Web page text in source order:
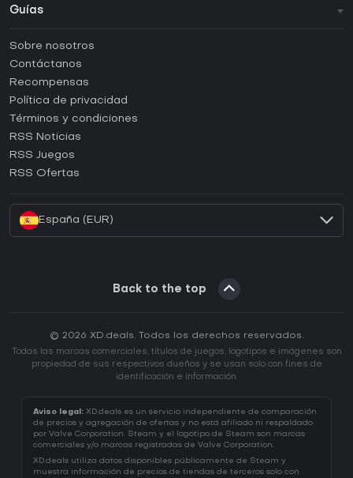
Guías
Guías y tutoriales
¿Cómo activar una CD Key de Steam?
¿Cómo activar una CD Key de Epic Games?
¿Cómo activar una CD Key de GOG?
¿Cómo activar una CD Key de Ubisoft Connect?
Sobre nosotros
Contáctanos
Recompensas
Política de privacidad
Términos y condiciones
RSS Noticias
RSS Juegos
RSS Ofertas
España (EUR)
Back to the top
© 2026 XD.deals. Todos los derechos reservados.
Todas las marcas comerciales, títulos de juegos, logotipos e imágenes son
propiedad de sus respectivos dueños y se usan solo con fines de
identificación e información.
Aviso legal: XD.deals es un servicio independiente de comparación
de precios y agregación de ofertas y no está afiliado ni respaldado
por Valve Corporation. Steam y el logotipo de Steam son marcas
comerciales y/o marcas registradas de Valve Corporation.
XD.deals utiliza datos disponibles públicamente de Steam y
muestra información de precios de tiendas de terceros solo con